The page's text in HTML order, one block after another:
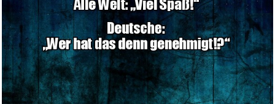
tiptoi® Meine Lern-Spiel-Welt...